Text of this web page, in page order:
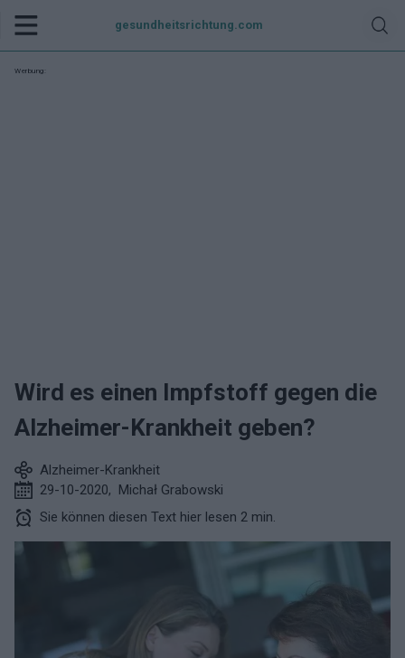
gesundheitsrichtung.com
Werbung:
Wird es einen Impfstoff gegen die
Alzheimer-Krankheit geben?
Alzheimer-Krankheit
29-10-2020, Michał Grabowski
Sie können diesen Text hier lesen 2 min.